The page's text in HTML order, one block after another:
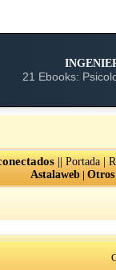
21 Ebooks:
||Portada|
Astalaweb|